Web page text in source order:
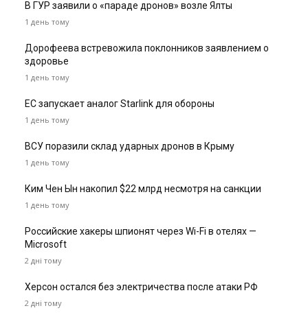
В ГУР заявили о «параде дронов» возле Ялты
1 день тому
Дорофеева встревожила поклонников заявлением о
здоровье
1 день тому
ЕС запускает аналог Starlink для обороны
1 день тому
ВСУ поразили склад ударных дронов в Крыму
1 день тому
Ким Чен Ын накопил $22 млрд несмотря на санкции
1 день тому
Российские хакеры шпионят через Wi-Fi в отелях —
Microsoft
2 дні тому
Херсон остался без электричества после атаки РФ
2 дні тому